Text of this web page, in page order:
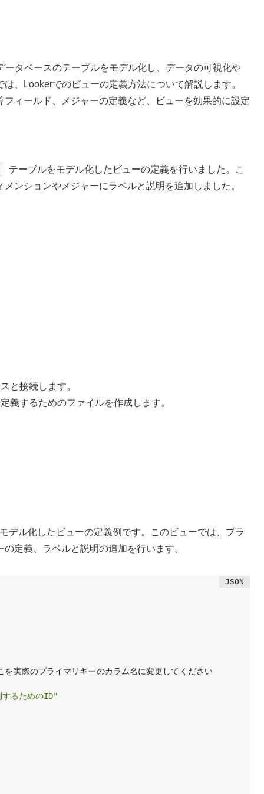
タベースのテーブルをモデル化し、データの可視化や
、Lookerでのビューの定義方法について解説します。
ィールド、メジャーの定義など、ビューを効果的に設定
テーブルをモデル化したビューの定義を行いました。こ
ンションやメジャーにラベルと説明を追加しました。
と接続します。
義するためのファイルを作成します。
デル化したビューの定義例です。このビューでは、プラ
定義、ラベルと説明の追加を行います。
際のプライマリキーのカラム名に変更してください
するためのID"